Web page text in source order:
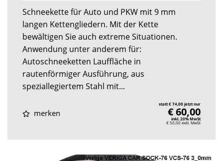
Schneekette für Auto und PKW mit 9 mm
langen Kettengliedern. Mit der Kette
bewältigen Sie auch extreme Situationen.
Anwendung unter anderem für:
Autoschneeketten Lauffläche in
rautenförmiger Ausführung, aus
speziallegiertem Stahl mit...
merken
statt € 74,00 jetzt nur
€ 60,00
inkl. 20% MwSt
€ 50,00exkl. MwSt